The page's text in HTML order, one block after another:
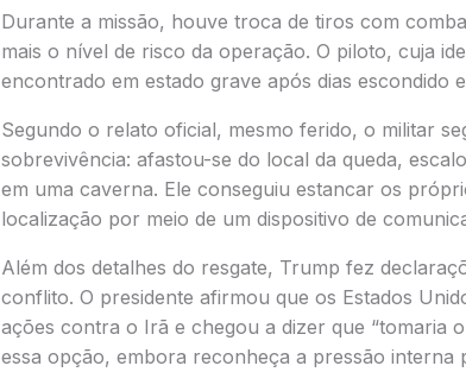
Durante a missão, houve troca de tiros com
mais o nível de risco da operação. O piloto, cuja
encontrado em estado grave após dias escondido
Segundo o relato oficial, mesmo ferido, o militar
sobrevivência: afastou-se do local da queda,
em uma caverna. Ele conseguiu estancar os
localização por meio de um dispositivo de
Além dos detalhes do resgate, Trump fez
conflito. O presidente afirmou que os Estados
ações contra o Irã e chegou a dizer que “tomaria
essa opção, embora reconheça a pressão interna